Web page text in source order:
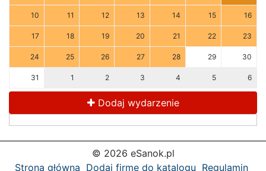
10 11 12 13 14 15 16
17 18 19 20 21 22 23
24 25 26 27 28 29 30
31 1 2 3 4 5 6
Dodaj wydarzenie
© 2026 eSanok.pl
Strona główna Dodaj firmę do katalogu Regulamin